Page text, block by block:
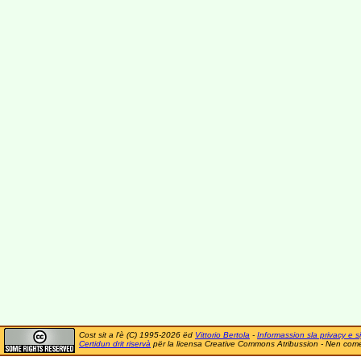
Cost sit a l'è (C) 1995-2026 ëd Vittorio Bertola - Informassion sla privacy e
Certidun drit riservà për la licensa Creative Commons Atribussion - Nen